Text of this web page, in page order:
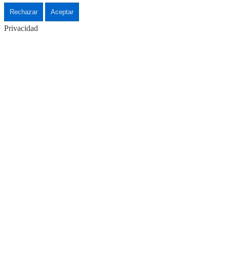
Rechazar Aceptar
Privacidad